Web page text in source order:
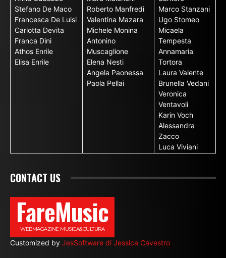
Stefano De Maco
Francesca De Luisi
Carlotta Devita
Franca Dini
Athos Enrile
Elisa Enrile
Roberto Manfredi
Valentina Mazara
Michele Monina
Antonino
Muscaglione
Elena Nesti
Angela Paonessa
Paola Pellai
Marco Stanzani
Ugo Stomeo
Micaela
Tempesta
Annamaria
Tortora
Laura Valente
Brunella Vedani
Veronica
Ventavoli
Karin Voch
Alessandra
Zacco
Luca Viviani
CONTACT US
FareMusic
WEBMAGAZINE MUSICA&CULTURA
Customized by JesSoftware di Jessica Cavestro